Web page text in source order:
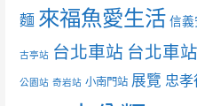
麵 來福魚愛生活 信
古亭站 台北車站 台北車站
公園站 奇岩站 小南門站 展覽 忠